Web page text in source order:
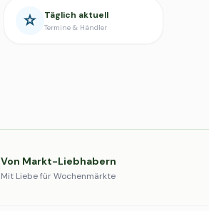
Täglich aktuell
Termine & Händler
Von Markt-Liebhabern
Mit Liebe für Wochenmärkte